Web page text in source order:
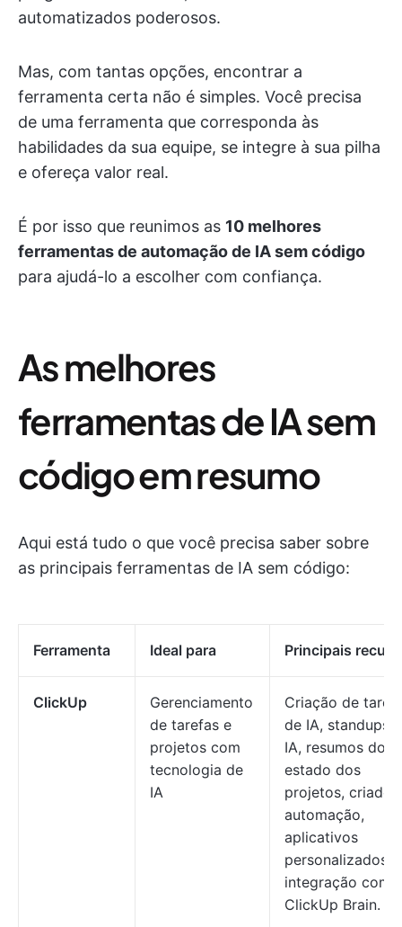
automatizados poderosos.
Mas, com tantas opções, encontrar a
ferramenta certa não é simples. Você precisa
de uma ferramenta que corresponda às
habilidades da sua equipe, se integre à sua pilha
e ofereça valor real.
É por isso que reunimos as 10 melhores
ferramentas de automação de IA sem código
para ajudá-lo a escolher com confiança.
As melhores
ferramentas de IA sem
código em resumo
Aqui está tudo o que você precisa saber sobre
as principais ferramentas de IA sem código:
Ferramenta Ideal para Principais
ClickUp
Gerenciamento
de tarefas e
projetos com
tecnologia de
IA
Criação de
de IA, standups
IA, resumos do
estado dos
projetos, criador
automação,
aplicativos
personalizados,
integração com
ClickUp Brain.